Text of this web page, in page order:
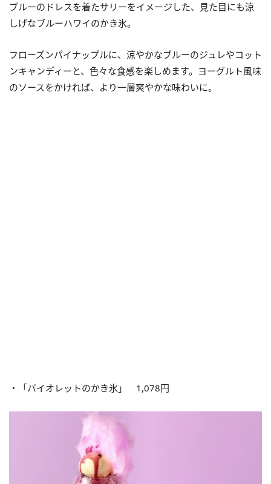
ブルーのドレスを着たサリーをイメージした、見た目にも涼
しげなブルーハワイのかき氷。
フローズンパイナップルに、涼やかなブルーのジュレやコット
ンキャンディーと、色々な食感を楽しめます。ヨーグルト風味
のソースをかければ、より一層爽やかな味わいに。
・「バイオレットのかき氷」 1,078円